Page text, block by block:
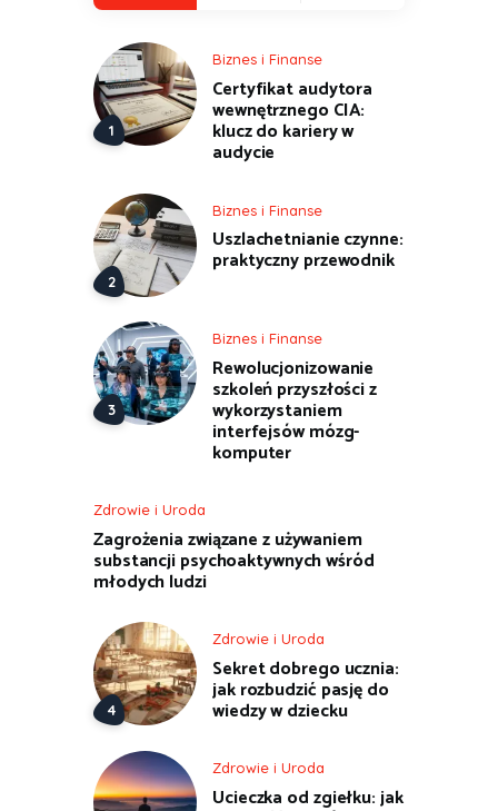
Biznes i Finanse
Certyfikat audytora
wewnętrznego CIA:
klucz do kariery w
audycie
Biznes i Finanse
Uszlachetnianie czynne:
praktyczny przewodnik
Biznes i Finanse
Rewolucjonizowanie
szkoleń przyszłości z
wykorzystaniem
interfejsów mózg-
komputer
Zdrowie i Uroda
Zagrożenia związane z używaniem
substancji psychoaktywnych wśród
młodych ludzi
Zdrowie i Uroda
Sekret dobrego ucznia:
jak rozbudzić pasję do
wiedzy w dziecku
Zdrowie i Uroda
Ucieczka od zgiełku: jak